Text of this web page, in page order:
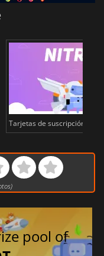
Tarjetas de suscripción de
pool of